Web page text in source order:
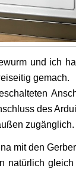
und ich
gemach.
des
zugänglich.
mit den
natürlich